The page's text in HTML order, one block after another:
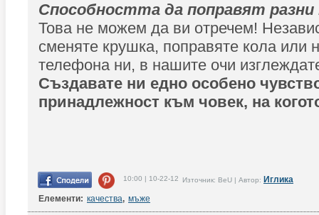
Способността да поправят
Това не можем да ви отречем!
сменяте крушка, поправяте кола или
телефона ни, в нашите очи
Създавате ни едно особено
принадлежност към човек, на
10:00 | 10-22-12 Източник: BeU | Автор: Иглика
Елементи: качества, мъже